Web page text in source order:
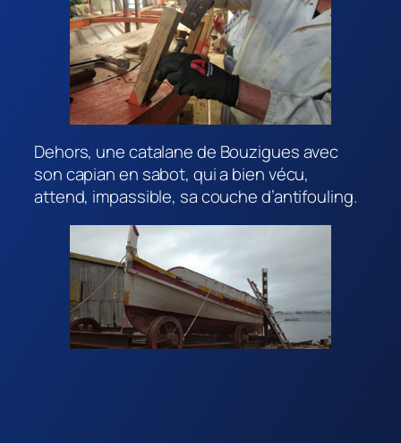
Dehors, une catalane de Bouzigues avec
son capian en sabot, qui a bien vécu,
attend, impassible, sa couche d’antifouling.